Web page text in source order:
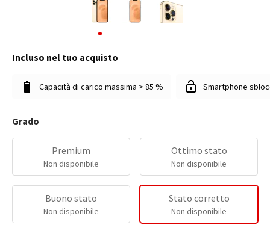
Incluso nel tuo acquisto
Capacità di carico massima > 85 % Smartphone
Grado
Premium
Non disponibile
Ottimo stato
Non disponibile
Buono stato
Non disponibile
Stato corretto
Non disponibile